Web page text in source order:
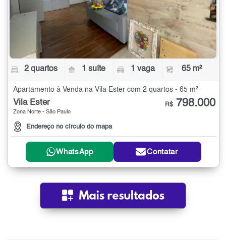
2 quartos 1 suíte 1 vaga 65 m²
Apartamento à Venda na Vila Ester com 2 quartos - 65 m²
Vila Ester
Zona Norte - São Paulo
Endereço no círculo do mapa
R$ 798.000
WhatsApp Contatar